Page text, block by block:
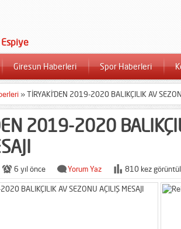
Giresun Haberleri Spor Haberleri
»TİRYAKİ’DEN 2019-2020 BALIKÇILIK AV
2019-2020
6 yıl önce Yorum Yaz 810 kez